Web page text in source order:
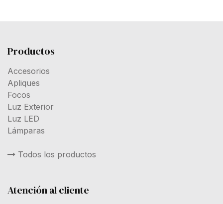
Productos
Accesorios
Apliques
Focos
Luz Exterior
Luz LED
Lámparas
Todos los productos
Atención al cliente